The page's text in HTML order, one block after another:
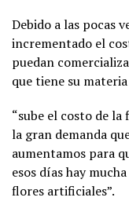
Debido a las pocas
incrementado el
puedan
que tiene su
“sube el costo de la
la gran demanda
aumentamos para
esos días hay
flores artificiales”.